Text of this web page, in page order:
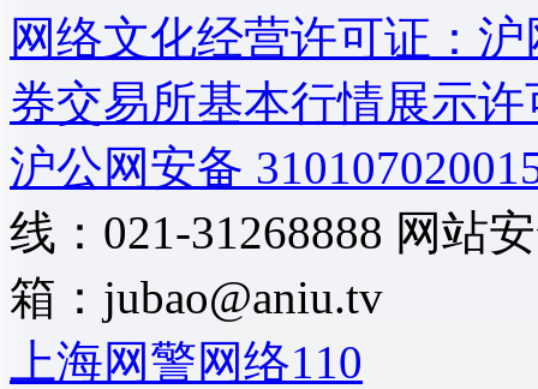
网络文化经营许可证：
券交易所基本行情展示许
沪公网安备
线：021-31268888 网站
箱： jubao@aniu.tv
上海网警网络110